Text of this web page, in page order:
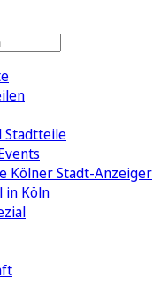
Stadtteile
Kölner Stadt-Anzeiger
in Köln